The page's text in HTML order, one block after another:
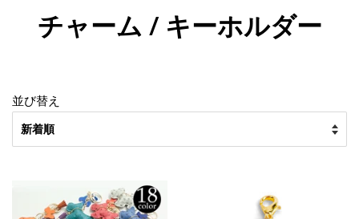
チャーム / キーホルダー
並び替え